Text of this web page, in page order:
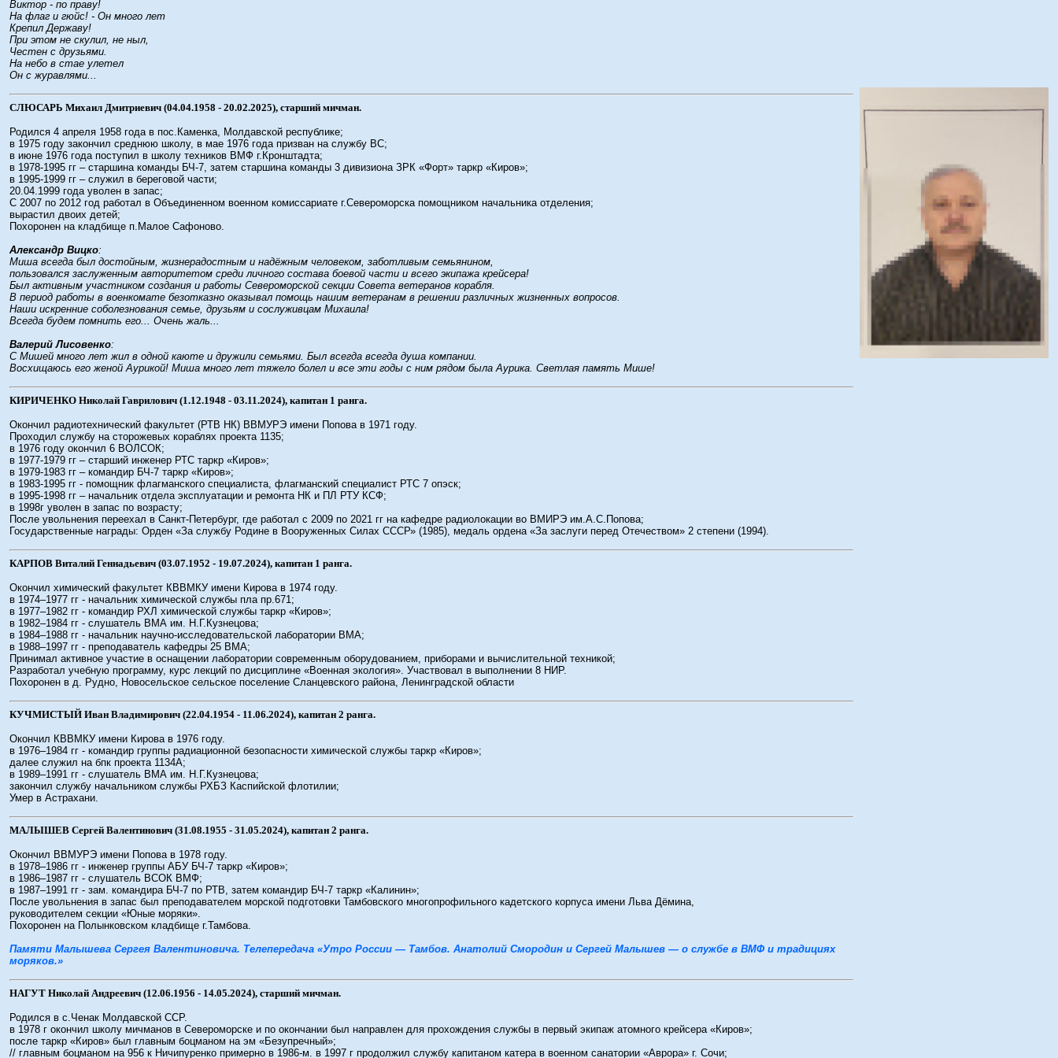
Виктор - по праву!
На флаг и гюйс! - Он много лет
Крепил Державу!
При этом не скулил, не ныл,
Честен с друзьями.
На небо в стае улетел
Он с журавлями...
СЛЮСАРЬ Михаил Дмитриевич (04.04.1958 - 20.02.2025), старший мичман.
Родился 4 апреля 1958 года в пос.Каменка, Молдавской республике;
в 1975 году закончил среднюю школу, в мае 1976 года призван на службу ВС;
в июне 1976 года поступил в школу техников ВМФ г.Кронштадта;
в 1978-1995 гг – старшина команды БЧ-7, затем старшина команды 3 дивизиона ЗРК «Форт» таркр «Киров»;
в 1995-1999 гг – служил в береговой части;
20.04.1999 года уволен в запас;
С 2007 по 2012 год работал в Объединенном военном комиссариате г.Североморска помощником начальника отделения;
вырастил двоих детей;
Похоронен на кладбище п.Малое Сафоново.
Александр Вицко:
Миша всегда был достойным, жизнерадостным и надёжным человеком, заботливым семьянином,
пользовался заслуженным авторитетом среди личного состава боевой части и всего экипажа крейсера!
Был активным участником создания и работы Североморской секции Совета ветеранов корабля.
В период работы в военкомате безотказно оказывал помощь нашим ветеранам в решении различных жизненных вопросов.
Наши искренние соболезнования семье, друзьям и сослуживцам Михаила!
Всегда будем помнить его... Очень жаль...
Валерий Лисовенко:
С Мишей много лет жил в одной каюте и дружили семьями. Был всегда всегда душа компании.
Восхищаюсь его женой Аурикой! Миша много лет тяжело болел и все эти годы с ним рядом была Аурика. Светлая память Мише!
КИРИЧЕНКО Николай Гаврилович (1.12.1948 - 03.11.2024), капитан 1 ранга.
Окончил радиотехнический факультет (РТВ НК) ВВМУРЭ имени Попова в 1971 году.
Проходил службу на сторожевых кораблях проекта 1135;
в 1976 году окончил 6 ВОЛСОК;
в 1977-1979 гг – старший инженер РТС таркр «Киров»;
в 1979-1983 гг – командир БЧ-7 таркр «Киров»;
в 1983-1995 гг - помощник флагманского специалиста, флагманский специалист РТС 7 опэск;
в 1995-1998 гг – начальник отдела эксплуатации и ремонта НК и ПЛ РТУ КСФ;
в 1998г уволен в запас по возрасту;
После увольнения переехал в Санкт-Петербург, где работал с 2009 по 2021 гг на кафедре радиолокации во ВМИРЭ им.А.С.Попова;
Государственные награды: Орден «За службу Родине в Вооруженных Силах СССР» (1985), медаль ордена «За заслуги перед Отечеством» 2 степени (1994).
КАРПОВ Виталий Геннадьевич (03.07.1952 - 19.07.2024), капитан 1 ранга.
Окончил химический факультет КВВМКУ имени Кирова в 1974 году.
в 1974–1977 гг - начальник химической службы пла пр.671;
в 1977–1982 гг - командир РХЛ химической службы таркр «Киров»;
в 1982–1984 гг - слушатель ВМА им. Н.Г.Кузнецова;
в 1984–1988 гг - начальник научно-исследовательской лаборатории ВМА;
в 1988–1997 гг - преподаватель кафедры 25 ВМА;
Принимал активное участие в оснащении лаборатории современным оборудованием, приборами и вычислительной техникой;
Разработал учебную программу, курс лекций по дисциплине «Военная экология». Участвовал в выполнении 8 НИР.
Похоронен в д. Рудно, Новосельское сельское поселение Сланцевского района, Ленинградской области
КУЧМИСТЫЙ Иван Владимирович (22.04.1954 - 11.06.2024), капитан 2 ранга.
Окончил КВВМКУ имени Кирова в 1976 году.
в 1976–1984 гг - командир группы радиационной безопасности химической службы таркр «Киров»;
далее служил на бпк проекта 1134А;
в 1989–1991 гг - слушатель ВМА им. Н.Г.Кузнецова;
закончил службу начальником службы РХБЗ Каспийской флотилии;
Умер в Астрахани.
МАЛЫШЕВ Сергей Валентинович (31.08.1955 - 31.05.2024), капитан 2 ранга.
Окончил ВВМУРЭ имени Попова в 1978 году.
в 1978–1986 гг - инженер группы АБУ БЧ-7 таркр «Киров»;
в 1986–1987 гг - слушатель ВСОК ВМФ;
в 1987–1991 гг - зам. командира БЧ-7 по РТВ, затем командир БЧ-7 таркр «Калинин»;
После увольнения в запас был преподавателем морской подготовки Тамбовского многопрофильного кадетского корпуса имени Льва Дёмина,
руководителем секции «Юные моряки».
Похоронен на Полынковском кладбище г.Тамбова.
Памяти Малышева Сергея Валентиновича. Телепередача «Утро России — Тамбов. Анатолий Смородин и Сергей Малышев — о службе в ВМФ и традициях
моряков.»
НАГУТ Николай Андреевич (12.06.1956 - 14.05.2024), старший мичман.
Родился в с.Ченак Молдавской ССР.
в 1978 г окончил школу мичманов в Североморске и по окончании был направлен для прохождения службы в первый экипаж атомного крейсера «Киров»;
после таркр «Киров» был главным боцманом на эм «Безупречный»;
// главным боцманом на 956 к Ничипуренко примерно в 1986-м. в 1997 г продолжил службу капитаном катера в военном санатории «Аврора» г. Сочи;